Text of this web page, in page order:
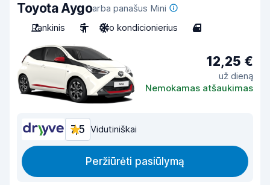
Toyota Aygoarba panašus Mini
Rankinis
5 Oro kondicionierius 4
12,25 €
už dieną
Nemokamas atšaukimas
7,5 Vidutiniškai
Peržiūrėti pasiūlymą